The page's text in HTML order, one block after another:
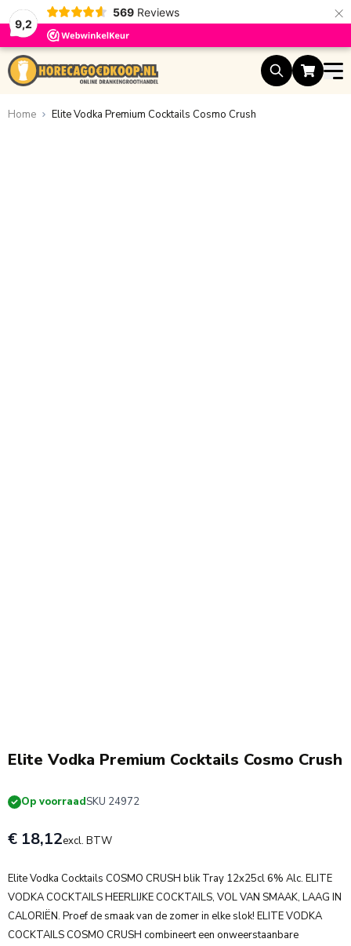
9,2
569 Reviews ×
Ga naar de inhoud
Home Elite Vodka Premium Cocktails Cosmo Crush
Elite Vodka Premium Cocktails Cosmo Crush
Op voorraadSKU 24972
€ 18,12excl. BTW
Elite Vodka Cocktails COSMO CRUSH blik Tray 12x25cl 6% Alc. ELITE
VODKA COCKTAILS HEERLIJKE COCKTAILS, VOL VAN SMAAK, LAAG IN
CALORIËN. Proef de smaak van de zomer in elke slok! ELITE VODKA
COCKTAILS COSMO CRUSH combineert een onweerstaanbare